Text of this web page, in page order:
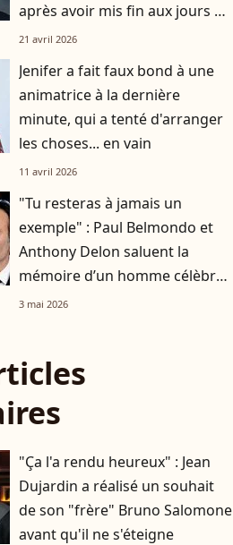
après avoir mis fin aux jours de
son père
21 avril 2026
Jenifer a fait faux bond à une
animatrice à la dernière
minute, qui a tenté d'arranger
les choses... en vain
11 avril 2026
"Tu resteras à jamais un
exemple" : Paul Belmondo et
Anthony Delon saluent la
mémoire d’un homme célèbre,
qui a rendu son dernier souffle
3 mai 2026
"Ça l'a rendu heureux" : Jean
Dujardin a réalisé un souhait
de son "frère" Bruno Salomone
avant qu'il ne s'éteigne